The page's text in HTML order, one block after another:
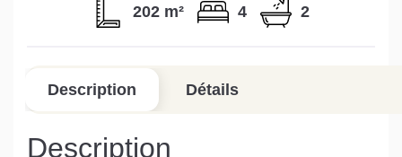
Estimer mon bien maintenant
202 m² 4 2
Description Détails
Description